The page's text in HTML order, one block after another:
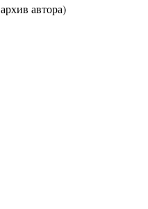
архив автора)